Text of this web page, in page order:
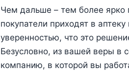
Чем дальше – тем более ярко
покупатели приходят в
уверенностью, что это
Безусловно, из вашей веры в
компанию, в которой вы